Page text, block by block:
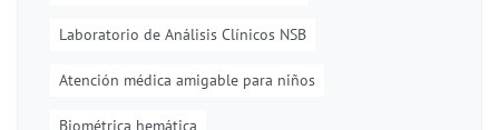
Laboratorio de Análisis Clínicos NSB
Atención médica amigable para niños
Biométrica hemática